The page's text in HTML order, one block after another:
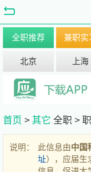
全职推荐 兼职实
北京 上海
首页 > 其它 全职 >
说明： 此信息由中国
址），应届生